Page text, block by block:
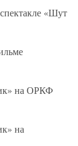
«Шут
на ОРКФ
на